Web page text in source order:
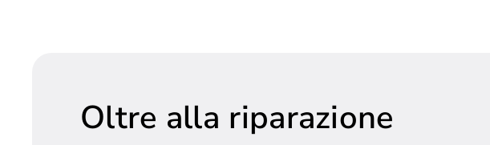
Oltre alla riparazione